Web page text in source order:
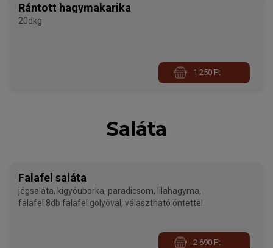
Rántott hagymakarika
20dkg
1 250 Ft
Saláta
Falafel saláta
jégsaláta, kígyóuborka, paradicsom, lilahagyma,
falafel 8db falafel golyóval, választható öntettel
2 690 Ft